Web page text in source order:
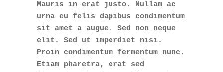
Mauris in erat justo. Nullam ac
urna eu felis dapibus condimentum
sit amet a augue. Sed non neque
elit. Sed ut imperdiet nisi.
Proin condimentum fermentum nunc.
Etiam pharetra, erat sed